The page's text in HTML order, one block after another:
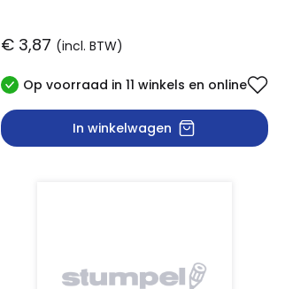
€ 3,87 (incl. BTW)
Op voorraad in 11 winkels en online
In winkelwagen